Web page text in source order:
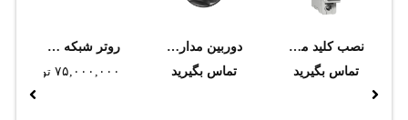
نصب کلید مینیاتوری
تماس بگیرید
دوربین مداربسته تحت شبکه تیاندی مدل TC-C35WS I5/E/Y/C/H/2.8mm/V4.0
تماس بگیرید
روتر شبکه میکروتیک مدل RB4011iGS+5HacQ2HnD-IN
۷۵,۰۰۰,۰۰۰ تومان